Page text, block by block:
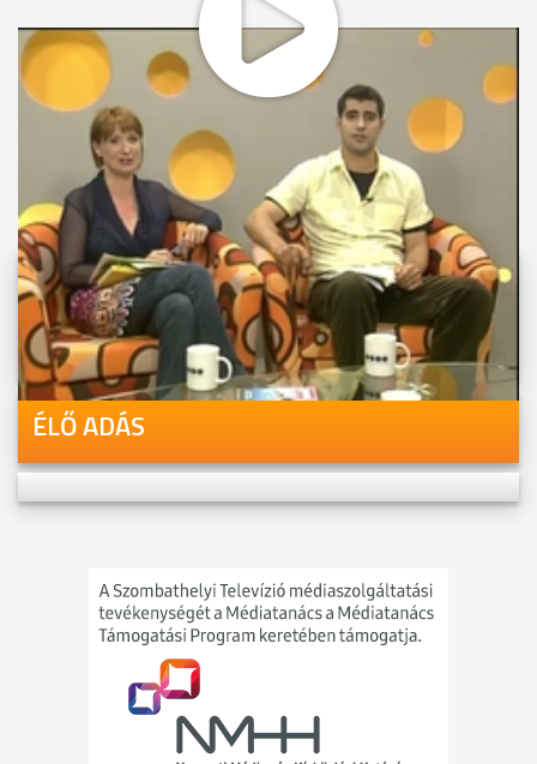
MEGOSZTÁS
Videóink megtekinthetőek
Youtube-csatornánkon is!
ÉLŐ ADÁS